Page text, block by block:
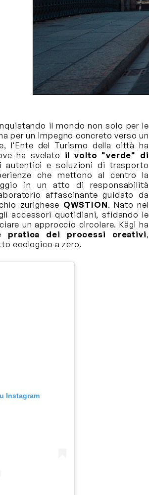
il mondo non solo per le
per un impegno concreto verso un
l'Ente del Turismo della città ha
ha svelato il volto "verde" di
autentici e soluzioni di trasporto
che mettono al centro la
in un atto di responsabilità
affascinante guidato da
zurighese QWSTION. Nato nel
accessori quotidiani, sfidando le
un approccio circolare. Kägi ha
pratica dei processi creativi,
ecologico a zero.
Instagram